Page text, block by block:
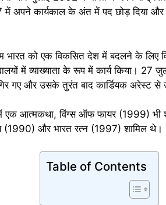
अपने कार्यकाल के अंत में पद छोड़ दिया और
को एक विकसित देश में बदलने के लिए
में व्याख्याता के रूप में कार्य किया।
गए और उसके तुरंत बाद कार्डियक अरेस्ट से
एक आत्मकथा, विंग्स ऑफ फायर (1999) भी
(1990) और भारत रत्न (1997) शामिल थे।
Table of Contents